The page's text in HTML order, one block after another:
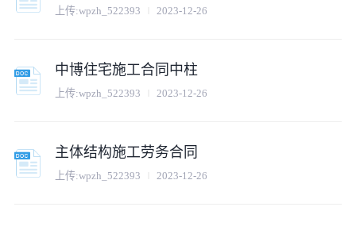
上传:wpzh_522393 2023-12-26
中博住宅施工合同中柱
上传:wpzh_522393 2023-12-26
主体结构施工劳务合同
上传:wpzh_522393 2023-12-26